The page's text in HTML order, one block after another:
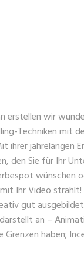
erstellen wir
Techniken mit
ihrer jahrelangen
den Sie für Ihr
wünschen
Ihr Video
gut
an –
Grenzen haben;